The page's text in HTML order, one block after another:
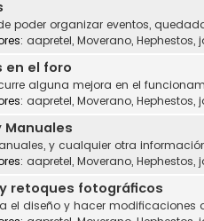
poder organizar eventos,
aapretel, Moverano, Hephestos,
en el foro
alguna mejora en el
aapretel, Moverano, Hephestos,
Manuales
y cualquier otra
aapretel, Moverano, Hephestos,
retoques fotográficos
el diseño y hacer modificaciones